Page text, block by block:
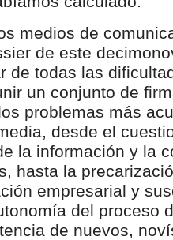
medios de
de este
de todas las
un conjunto de
problemas más
desde el
la información y la
hasta la
empresarial y
del proceso
de nuevos,